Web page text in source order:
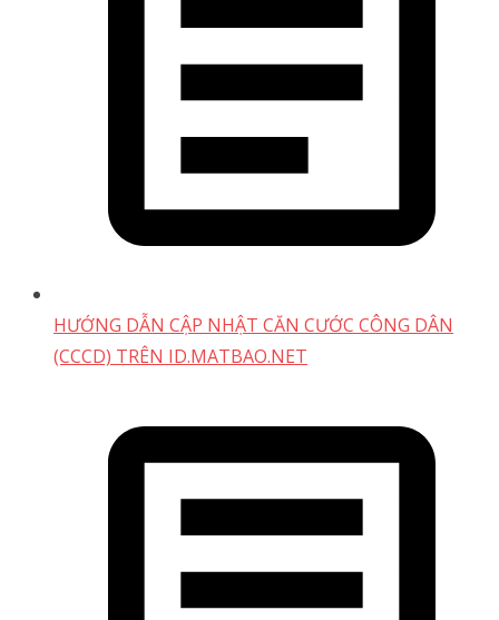
HƯỚNG DẪN CẬP NHẬT CĂN CƯỚC CÔNG DÂN
(CCCD) TRÊN ID.MATBAO.NET